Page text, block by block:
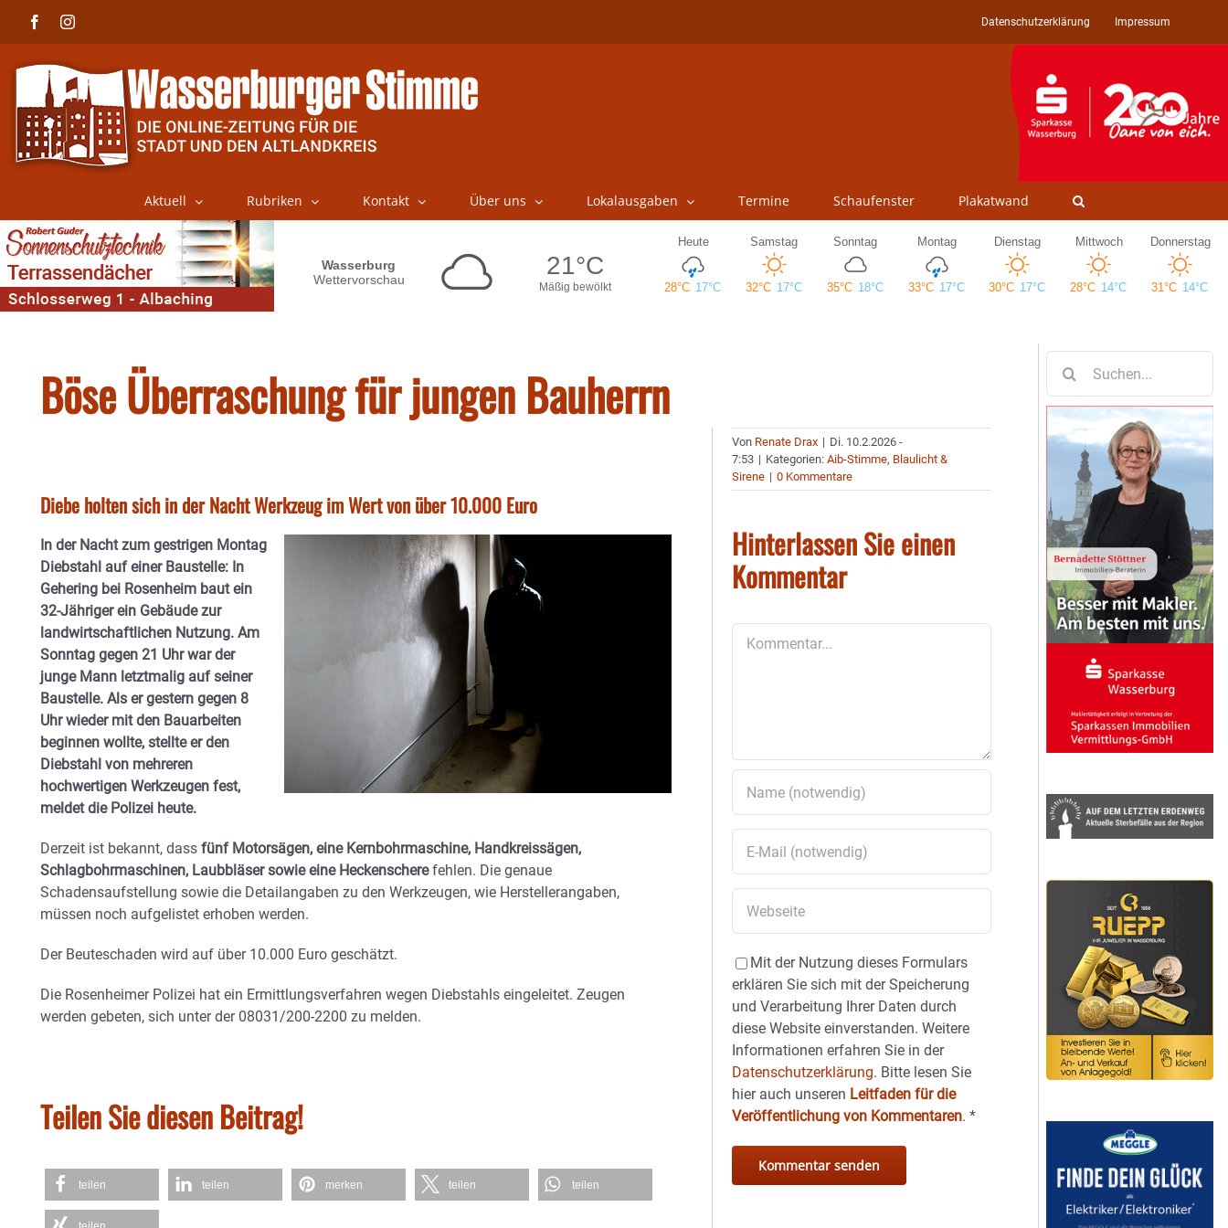
FacebookInstagram Datenschutzerklärung Impressum
Aktuell Rubriken Kontakt Über uns Lokalausgaben Termine Schaufenster Plakatwand
Böse Überraschung für jungen Bauherrn
Diebe holten sich in der Nacht Werkzeug im Wert von über 10.000 Euro
In der Nacht zum gestrigen Montag
Diebstahl auf einer Baustelle: In
Gehering bei Rosenheim baut ein
32-Jähriger ein Gebäude zur
landwirtschaftlichen Nutzung. Am
Sonntag gegen 21 Uhr war der
junge Mann letztmalig auf seiner
Baustelle. Als er gestern gegen 8
Uhr wieder mit den Bauarbeiten
beginnen wollte, stellte er den
Diebstahl von mehreren
hochwertigen Werkzeugen fest,
meldet die Polizei heute.
Derzeit ist bekannt, dass fünf Motorsägen, eine Kernbohrmaschine, Handkreissägen,
Schlagbohrmaschinen, Laubbläser sowie eine Heckenscherefehlen. Die genaue
Schadensaufstellung sowie die Detailangaben zu den Werkzeugen, wie Herstellerangaben,
müssen noch aufgelistet erhoben werden.
Der Beuteschaden wird auf über 10.000 Euro geschätzt.
Die Rosenheimer Polizei hat ein Ermittlungsverfahren wegen Diebstahls eingeleitet. Zeugen
werden gebeten, sich unter der 08031/200-2200 zu melden.
Teilen Sie diesen Beitrag!
teilen teilen merken teilen teilen
Von Renate Drax | Di. 10.2.2026 -
7:53 | Kategorien:Aib-Stimme, Blaulicht &
Sirene | 0 Kommentare
Hinterlassen Sie einen
Kommentar
Mit der Nutzung dieses Formulars
erklären Sie sich mit der Speicherung
und Verarbeitung Ihrer Daten durch
diese Website einverstanden. Weitere
Informationen erfahren Sie in der
Datenschutzerklärung. Bitte lesen Sie
hier auch unseren Leitfaden für die
Veröffentlichung von Kommentaren.*
nach: